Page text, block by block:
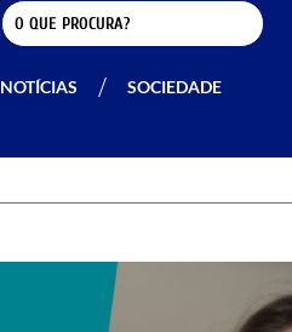
NOTÍCIAS SOCIEDADE